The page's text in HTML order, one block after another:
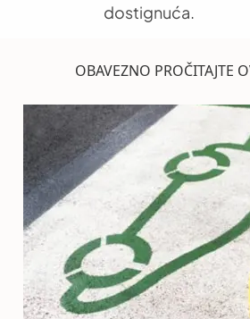
dostignuća.
OBAVEZNO PROČITAJTE